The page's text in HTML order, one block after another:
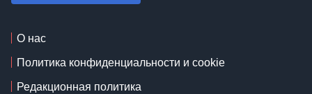
О нас
Политика конфиденциальности и cookie
Редакционная политика